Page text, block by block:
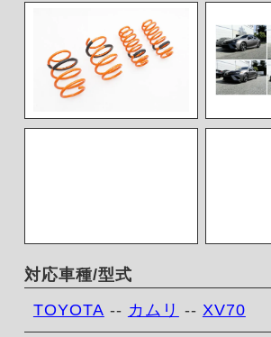
対応車種/型式
TOYOTA -- カムリ -- XV70